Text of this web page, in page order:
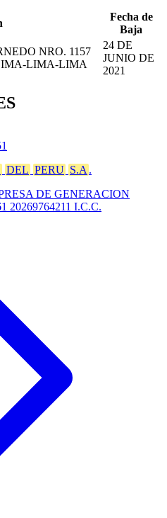
Fecha de
Baja
NRO. 1157
LIMA-LIMA
24 DE
JUNIO DE
2021
DEL PERU S.A .
DE GENERACION
20269764211 I.C.C.